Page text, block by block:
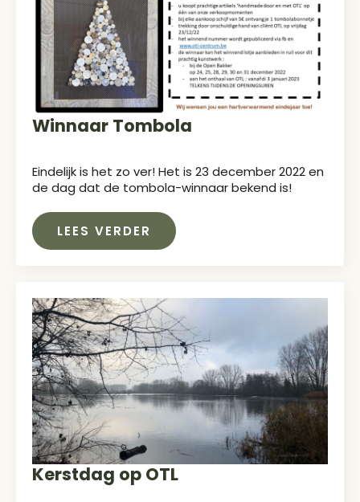
Winnaar Tombola
Eindelijk is het zo ver! Het is 23 december 2022 en
de dag dat de tombola-winnaar bekend is!
LEES VERDER
Kerstdag op OTL